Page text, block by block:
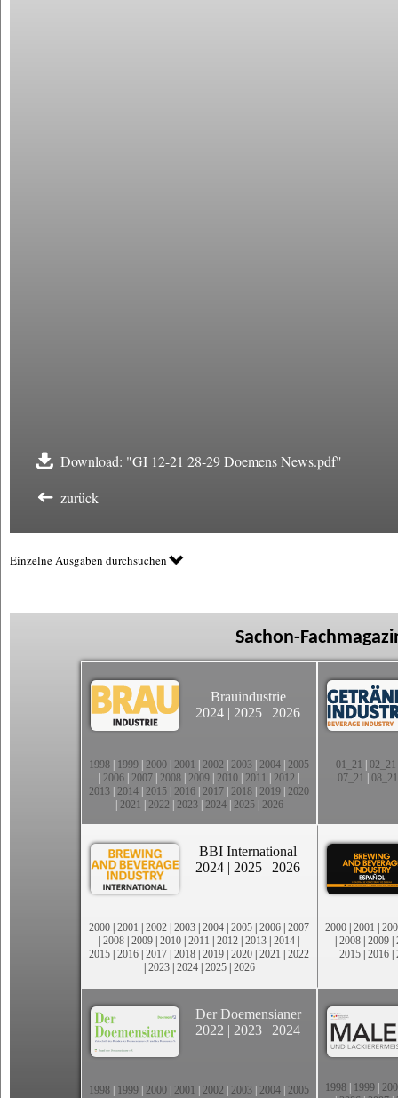
Download: "GI 12-21 28-29 Doemens News.pdf"
zurück
Einzelne Ausgaben durchsuchen
Sachon-
Brauindustrie
2024 | 2025 | 2026
1998 1999 2000 2001 2002 2003 2004 2005
2006 2007 2008 2009 2010 2011 2012
2013 2014 2015 2016 2017 2018 2019 2020
2021 2022 2023| 2024| 2025| 2026
01_21 02_21
07_21
08_21
BBI International
2024 | 2025 | 2026
2000 | 2001 | 2002 | 2003 | 2004 | 2005 | 2006 | 2007
| 2008 | 2009 | 2010 | 2011 | 2012 | 2013 | 2014 |
2015 | 2016 | 2017 | 2018 | 2019 | 2020 | 2021 | 2022
| 2023| 2024| 2025| 2026
2000 | 2001 |
| 2008 | 2009 |
2015 | 2016 |
Der Doemensianer
2022 | 2023 | 2024
1998 1999 2000 2001 2002 2003 2004 2005
1998 1999